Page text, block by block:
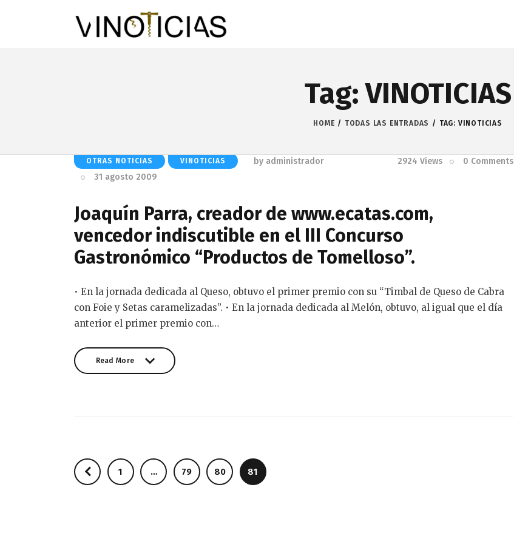
Tag: VINOTICIAS
HOME TODAS LAS ENTRADAS TAG: VINOTICIAS
OTRAS NOTICIAS VINOTICIAS by administrador
31 agosto 2009
2924 Views 0 Comments
Joaquín Parra, creador de www.ecatas.com,
vencedor indiscutible en el III Concurso
Gastronómico “Productos de Tomelloso”.
• En la jornada dedicada al Queso, obtuvo el primer premio con su “Timbal de Queso de Cabra
con Foie y Setas caramelizadas”. • En la jornada dedicada al Melón, obtuvo, al igual que el día
anterior el primer premio con…
Read More
Paginación
de
PAGE
1 … PAGE
79 PAGE
80 PAGE
81